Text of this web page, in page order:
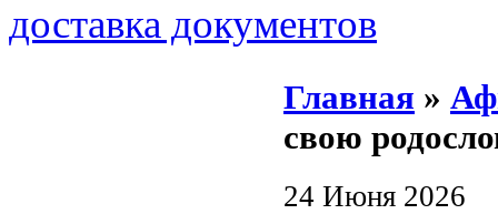
доставка документов
Главная »
свою
24 Июня 2026